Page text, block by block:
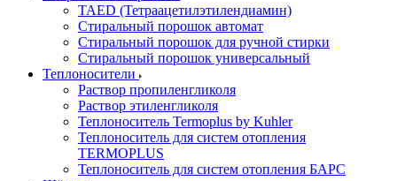
TAED (Тетраацетилэтилендиамин)
Стиральный порошок автомат
Стиральный порошок для ручной стирки
Стиральный порошок универсальный
Теплоносители
Раствор пропиленгликоля
Раствор этиленгликоля
Теплоноситель Termoplus by Kuhler
Теплоноситель для систем отопления
TERMOPLUS
Теплоноситель для систем отопления БАРС